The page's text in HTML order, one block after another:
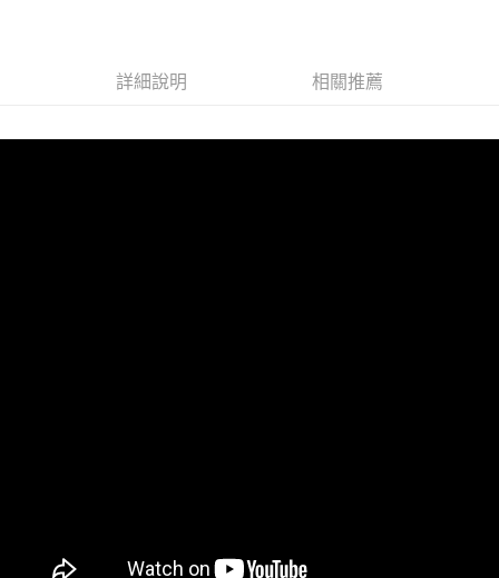
１．透過由恩沛科技股份有限公司提供之「AFTEE先享後付」服務完成之交
２．關於個人資料處理事宜，請瀏覽以下網址：
每筆NT$100，滿NT$1,000(含以上)免運費
詳細說明 相關推薦